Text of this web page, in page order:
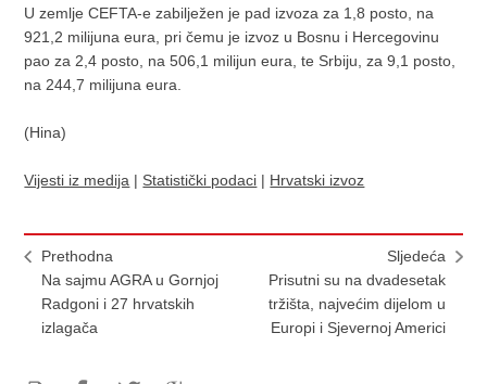
U zemlje CEFTA-e zabilježen je pad izvoza za 1,8 posto, na
921,2 milijuna eura, pri čemu je izvoz u Bosnu i Hercegovinu
pao za 2,4 posto, na 506,1 milijun eura, te Srbiju, za 9,1 posto,
na 244,7 milijuna eura.
(Hina)
Vijesti iz medija | Statistički podaci | Hrvatski izvoz
Prethodna
Na sajmu AGRA u Gornjoj
Radgoni i 27 hrvatskih
izlagača
Sljedeća
Prisutni su na dvadesetak
tržišta, najvećim dijelom u
Europi i Sjevernoj Americi